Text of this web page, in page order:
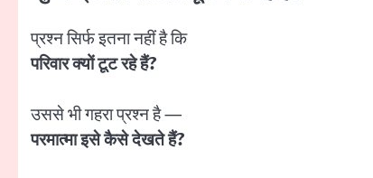
प्रश्न सिर्फ इतना नहीं है कि
परिवार क्यों टूट रहे हैं?
उससे भी गहरा प्रश्न है —
परमात्मा इसे कैसे देखते हैं?